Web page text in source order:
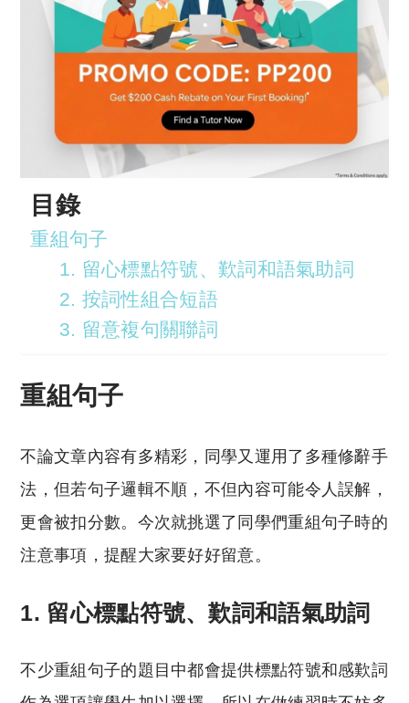
目錄
重組句子
1. 留心標點符號、歎詞和語氣助詞
2. 按詞性組合短語
3. 留意複句關聯詞
重組句子
不論文章內容有多精彩，同學又運用了多種修辭手
法，但若句子邏輯不順，不但內容可能令人誤解，
更會被扣分數。今次就挑選了同學們重組句子時的
注意事項，提醒大家要好好留意。
1. 留心標點符號、歎詞和語氣助詞
不少重組句子的題目中都會提供標點符號和感歎詞